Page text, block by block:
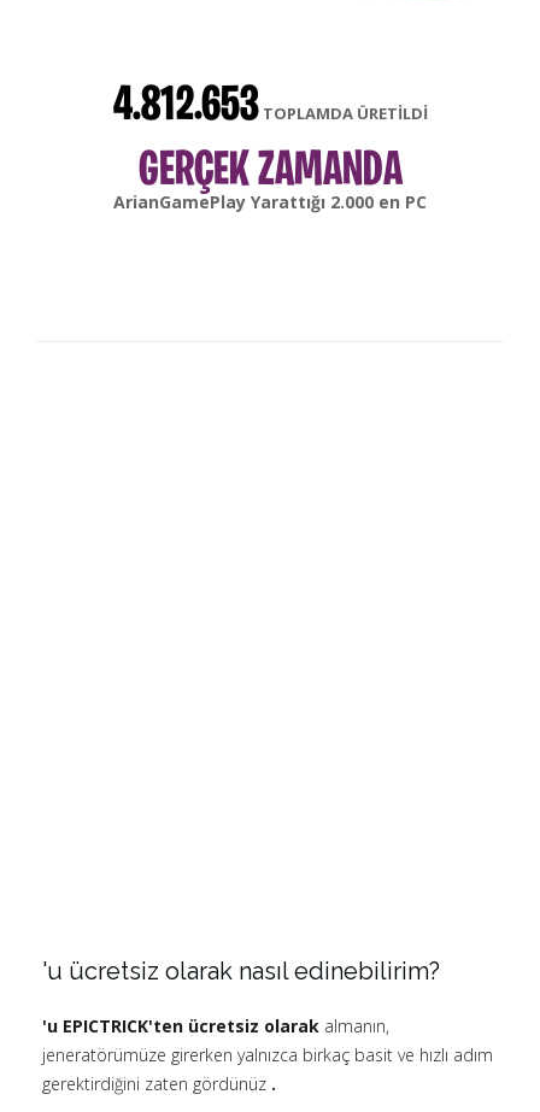
4.812.653 TOPLAMDA ÜRETİLDİ
GERÇEK ZAMANDA
gonsabellaYarattığı6.000enAndroid
'u ücretsiz olarak nasıl edinebilirim?
'u EPICTRICK'ten ücretsiz olarak almanın,
jeneratörümüze girerken yalnızca birkaç basit ve hızlı adım
gerektirdiğini zaten gördünüz .